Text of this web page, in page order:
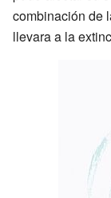
combinación de
llevara a la